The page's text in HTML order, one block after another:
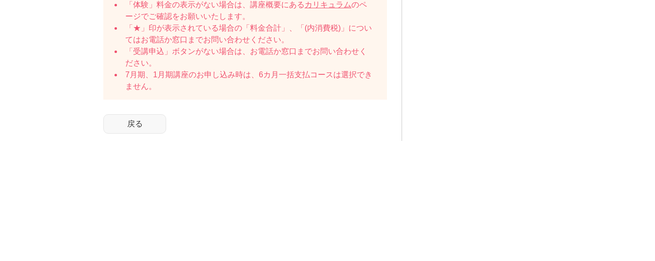
「体験」料金の表示がない場合は、講座概要にある カリキュラムのペ
ージでご確認をお願いいたします。
「★」印が表示されている場合の「料金合計」、「(内消費税)」につい
てはお電話か窓口までお問い合わせください。
「受講申込」ボタンがない場合は、お電話か窓口までお問い合わせく
ださい。
7月期、1月期講座のお申し込み時は、6カ月一括支払コースは選択でき
ません。